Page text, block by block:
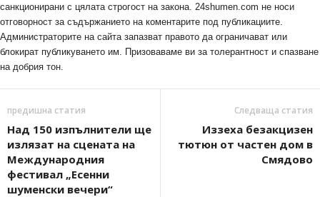
санкционирани с цялата строгост на закона. 24shumen.com не носи
отговорност за съдържанието на коментарите под публикациите.
Администраторите на сайта запазват правото да ограничават или
блокират публикуването им. Призоваваме ви за толерантност и спазване
на добрия тон.
предишна статия
Над 150 изпълнители ще
излязат на сцената на
Международния
фестивал „Есенни
шуменски вечери“
Следваща статия
Иззеха безакцизен
тютюн от частен дом в
Смядово